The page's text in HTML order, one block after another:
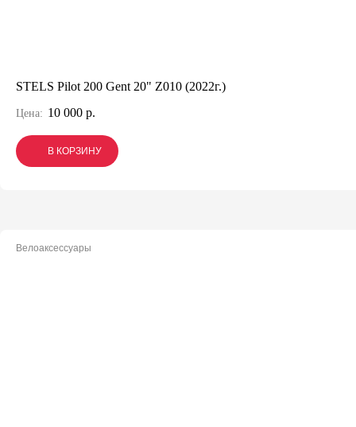
STELS Pilot 200 Gent 20" Z010 (2022г.)
Цена: 10 000 р.
В КОРЗИНУ
В КОРЗИНУ
В КОРЗИНУ
Велоаксессуары